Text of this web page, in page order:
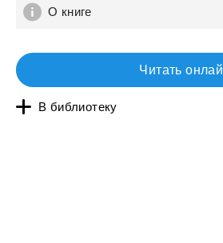
О книге
Читать
В библиотеку